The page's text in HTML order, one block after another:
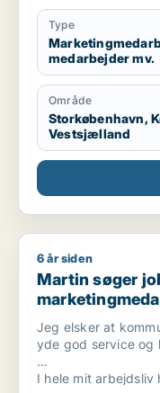
Positiv.
Engageret og
Type
medarbejder mv.
Område
Storkøbenhavn,
Vestsjælland
Martin søger job
6 år siden
Martin søger
konsulent
Jeg elsker at
yde god service og
I hele mit arbejdsliv